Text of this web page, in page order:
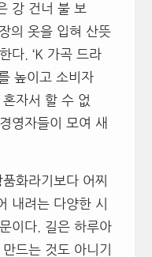
강 건너 불 보
의 옷을 입혀 산뜻
다. ‘K 가곡 드라
높이고 소비자
자서 할 수 없
영자들이 모여 새
화라기보다 어찌
내려는 다양한 시
이다. 길은 하루아
드는 것도 아니기